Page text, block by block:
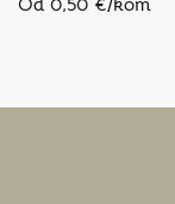
Od 0,50 €/kom